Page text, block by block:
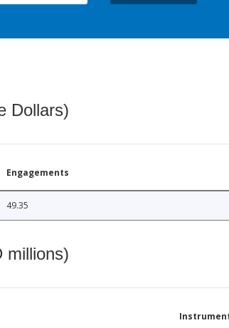
Dollars)
Engagements
49.35
millions)